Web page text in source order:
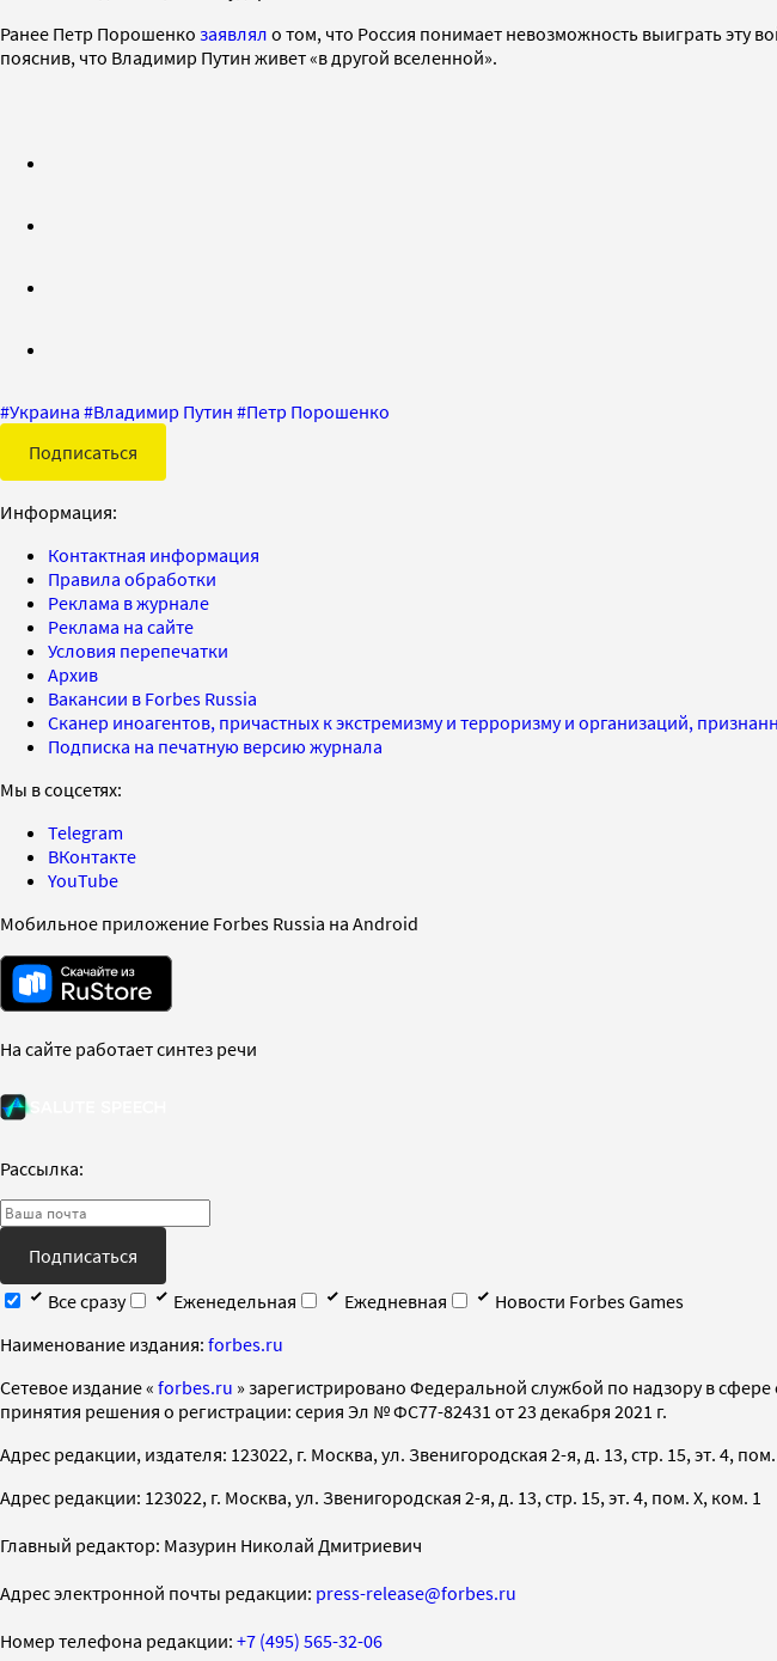
Ранее Петр Порошенко заявлял о том, что Россия понимает невозможность выиграть эту
пояснив, что Владимир Путин живет «в другой вселенной».
#Украина #Владимир Путин #Петр Порошенко
Подписаться
Информация:
Контактная информация
Правила обработки
Реклама в журнале
Реклама на сайте
Условия перепечатки
Архив
Вакансии в Forbes Russia
Сканер иноагентов, причастных к экстремизму и терроризму и организаций,
Подписка на печатную версию журнала
Мы в соцсетях:
Telegram
ВКонтакте
YouTube
Мобильное приложение Forbes Russia на Android
На сайте работает синтез речи
Рассылка:
Подписаться
Все сразу
Еженедельная Ежедневная
Новости Forbes Games
Наименование издания: forbes.ru
Cетевое издание « forbes.ru » зарегистрировано Федеральной службой по надзору в
принятия решения о регистрации: серия Эл № ФС77-82431 от 23 декабря 2021 г.
Адрес редакции, издателя: 123022, г. Москва, ул. Звенигородская 2-я, д. 13, стр. 15, эт. 4, пом.
Адрес редакции: 123022, г. Москва, ул. Звенигородская 2-я, д. 13, стр. 15, эт. 4, пом. X, ком. 1
Главный редактор: Мазурин Николай Дмитриевич
Адрес электронной почты редакции: press-release@forbes.ru
Номер телефона редакции: +7 (495) 565-32-06